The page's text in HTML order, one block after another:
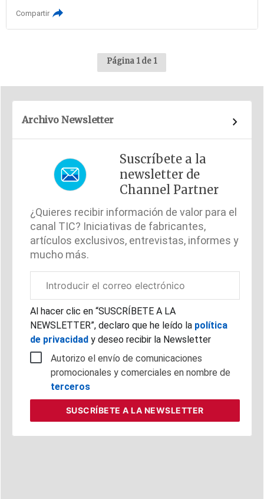
Compartir
Página 1 de 1
Archivo Newsletter
Suscríbete a la
newsletter de
Channel Partner
¿Quieres recibir información de valor para el
canal TIC? Iniciativas de fabricantes,
artículos exclusivos, entrevistas, informes y
mucho más.
electrónico
corporativo
Al hacer clic en “SUSCRÍBETE A LA
NEWSLETTER”, declaro que he leído lapolítica
de privacidad y deseo recibir la Newsletter
Autorizo el envío de comunicaciones
promocionales y comerciales en nombre de
terceros
SUSCRÍBETEA LA NEWSLETTER